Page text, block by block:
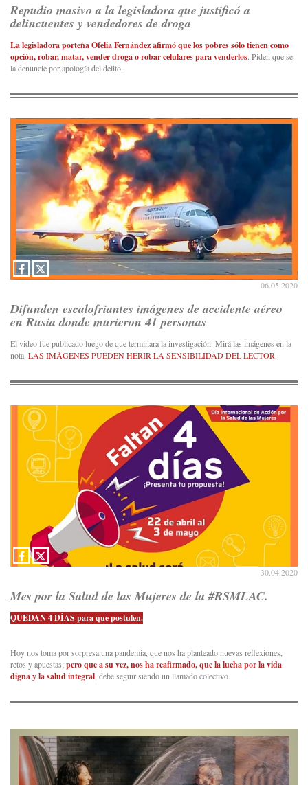
Repudio masivo a la legisladora que justificó a
delincuentes y vendedores de droga
La legisladora porteña Ofelia Fernández afirmó que los pobres sólo tienen como
opción, robar, matar, vender droga o robar celulares para venderlos. Piden que se
la denuncie por apología del delito.
06.05.2020
Difunden escalofriantes imágenes de accidente aéreo
en Rusia donde murieron 41 personas
El video fue publicado luego de que terminara la investigación. Mirá las imágenes en la
nota. LAS IMÁGENES PUEDEN HERIR LA SENSIBILIDAD DEL LECTOR.
30.04.2020
Mes por la Salud de las Mujeres de la #RSMLAC.
QUEDAN 4 DÍAS para que postulen.
Hoy nos toma por sorpresa una pandemia, que nos ha planteado nuevas reflexiones,
retos y apuestas; pero que a su vez, nos ha reafirmado, que la lucha por la vida
digna y la salud integral , debe seguir siendo un llamado colectivo.